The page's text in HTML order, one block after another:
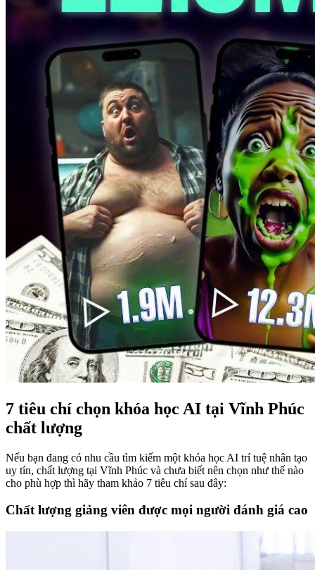
7 tiêu chí chọn khóa học AI tại Vĩnh Phúc
chất lượng
Nếu bạn đang có nhu cầu tìm kiếm một khóa học AI trí tuệ nhân tạo
uy tín, chất lượng tại Vĩnh Phúc và chưa biết nên chọn như thế nào
cho phù hợp thì hãy tham khảo 7 tiêu chí sau đây:
Chất lượng giảng viên được mọi người đánh giá cao